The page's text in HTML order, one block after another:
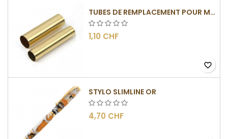
TUBES DE REMPLACEMENT POUR MÉCANISMES SLIMLINE
1,10 CHF
favorite_border
STYLO SLIMLINE OR
4,70 CHF